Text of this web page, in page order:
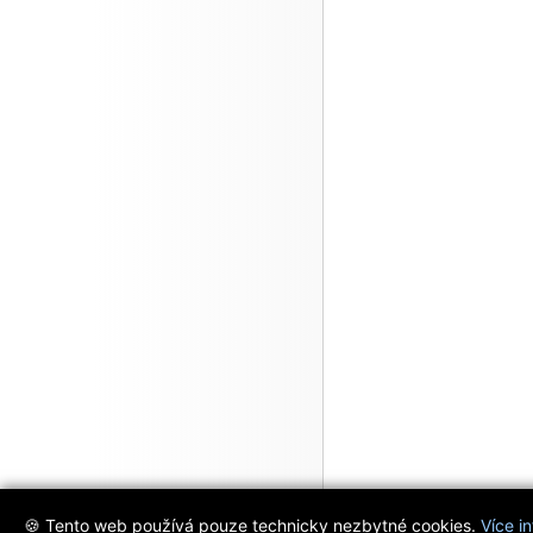
🍪 Tento web používá pouze technicky nezbytné cookies. Více